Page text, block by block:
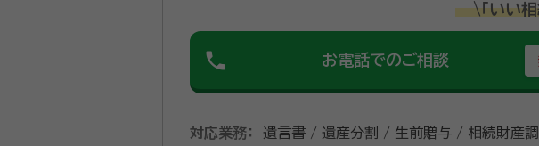
\「いい
phone お電話でのご相談
対応業務：
遺言書 / 遺産分割 / 生前贈与 / 相続財産